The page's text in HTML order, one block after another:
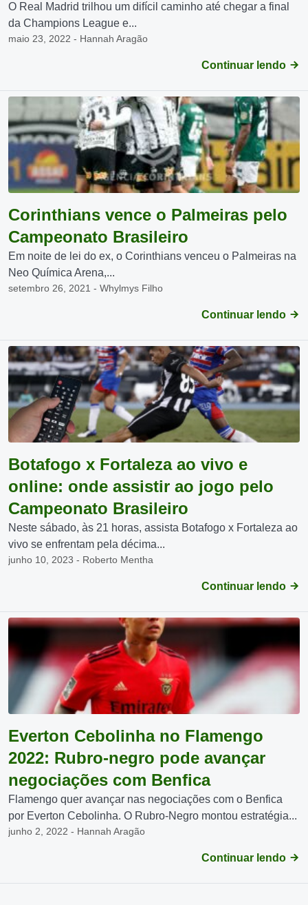
O Real Madrid trilhou um difícil caminho até chegar a final
da Champions League e...
maio 23, 2022 - Hannah Aragão
Continuar lendo
Corinthians vence o Palmeiras pelo
Campeonato Brasileiro
Em noite de lei do ex, o Corinthians venceu o Palmeiras na
Neo Química Arena,...
setembro 26, 2021 - Whylmys Filho
Continuar lendo
Botafogo x Fortaleza ao vivo e
online: onde assistir ao jogo pelo
Campeonato Brasileiro
Neste sábado, às 21 horas, assista Botafogo x Fortaleza ao
vivo se enfrentam pela décima...
junho 10, 2023 - Roberto Mentha
Continuar lendo
Everton Cebolinha no Flamengo
2022: Rubro-negro pode avançar
negociações com Benfica
Flamengo quer avançar nas negociações com o Benfica
por Everton Cebolinha. O Rubro-Negro montou estratégia...
junho 2, 2022 - Hannah Aragão
Continuar lendo